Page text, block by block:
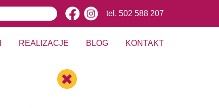
tel. 502 588 207
REALIZACJE BLOG KONTAKT